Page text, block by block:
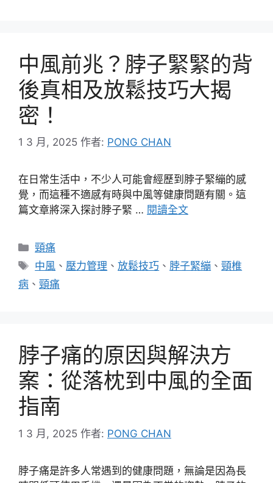
中風前兆？脖子緊緊的背
後真相及放鬆技巧大揭
密！
1 3 月, 2025 作者: PONG CHAN
在日常生活中，不少人可能會經歷到脖子緊繃的感
覺，而這種不適感有時與中風等健康問題有關。這
篇文章將深入探討脖子緊 … 閱讀全文
分
類
頸痛
標
籤
中風 、 壓力管理 、放鬆技巧 、 脖子緊繃 、頸椎
病 、 頸痛
脖子痛的原因與解決方
案：從落枕到中風的全面
指南
1 3 月, 2025 作者: PONG CHAN
脖子痛是許多人常遇到的健康問題，無論是因為長